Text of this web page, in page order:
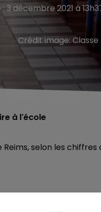
: 3 décembre 2021 à
Crédit image:
à l'école
selon les chiffres